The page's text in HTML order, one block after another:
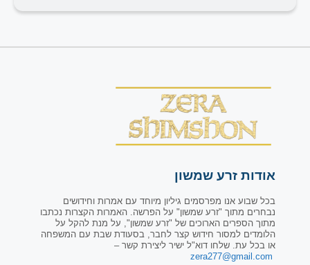
אודות זרע שמשון
בכל שבוע אנו מפרסמים גיליון מיוחד עם אמרות וחידושים
נבחרים מתוך "זרע שמשון" על הפרשה. האמרות הקצרות נכתבו
מתוך הספרים הארוכים של "זרע שמשון", על מנת להקל על
הלומדים למסור חידוש קצר לחבר, בסעודת שבת עם המשפחה
או בכל עת. שלחו דוא"ל ישיר ליצירת קשר –
zera277@gmail.com